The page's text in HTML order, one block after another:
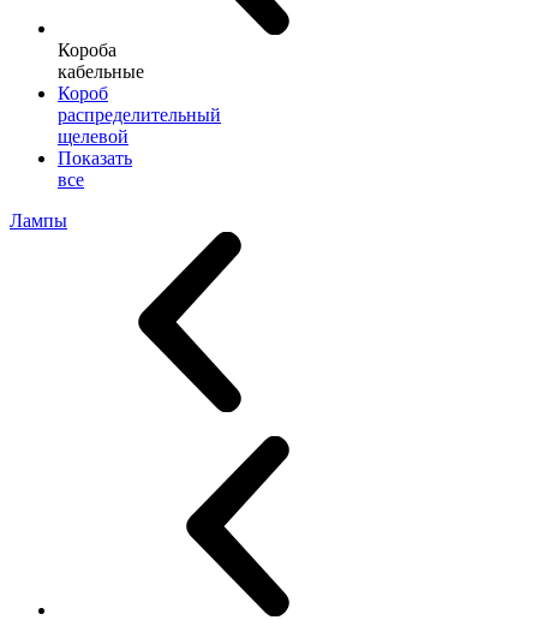
Короба
кабельные
Короб
распределительный
щелевой
Показать
все
Лампы